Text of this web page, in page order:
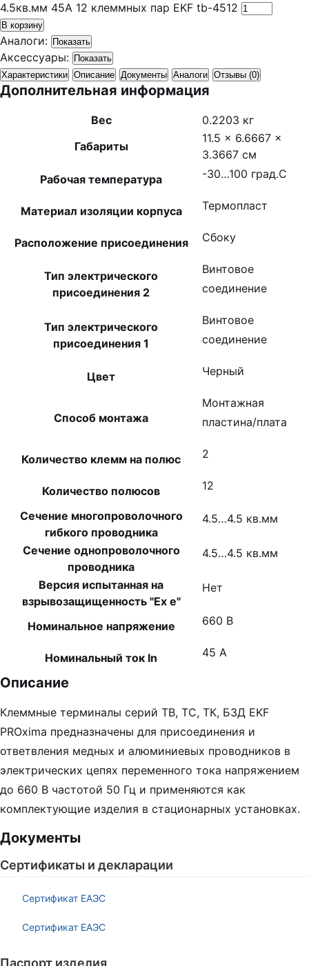
4.5кв.мм 45А 12 клеммных пар EKF tb-4512
В корзину
Аналоги: Показать
Аксессуары: Показать
Характеристики Описание Документы Аналоги Отзывы (0)
Дополнительная информация
Вес
0.2203 кг
Габариты
11.5 × 6.6667 ×
3.3667 см
Рабочая температура
-30…100 град.C
Материал изоляции корпуса Термопласт
Расположение присоединения Сбоку
Тип электрического
присоединения 2
Винтовое
соединение
Тип электрического
присоединения 1
Винтовое
соединение
Цвет Черный
Способ монтажа
Монтажная
пластина/плата
Количество клемм на полюс 2
Количество полюсов 12
Сечение многопроволочного
гибкого проводника
4.5…4.5 кв.мм
Сечение однопроволочного
проводника
4.5…4.5 кв.мм
Версия испытанная на
взрывозащищенность "Ex е"
Нет
Номинальное напряжение 660 В
Номинальный ток In 45 А
Описание
Клеммные терминалы серий ТВ, ТС, ТК, БЗД EKF
PROxima предназначены для присоединения и
ответвления медных и алюминиевых проводников в
электрических цепях переменного тока напряжением
до 660 В частотой 50 Гц и применяются как
комплектующие изделия в стационарных установках.
Документы
Сертификаты и декларации
Сертификат ЕАЭС
Сертификат ЕАЭС
Паспорт изделия